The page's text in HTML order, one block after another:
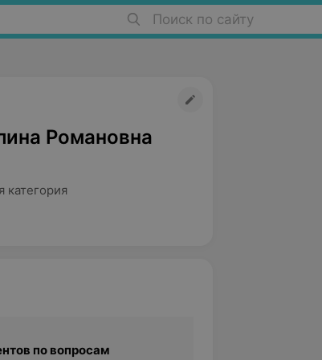
Поиск по сайту
Романовна
по вопросам